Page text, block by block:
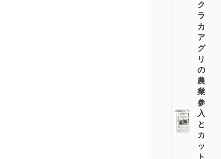
ク
ラ
カ
ア
グ
リ
の
農
業
参
入
と
カ
ッ
ト